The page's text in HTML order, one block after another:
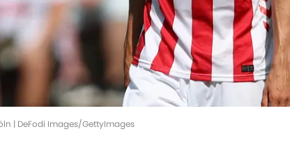
| DeFodi Images/GettyImages